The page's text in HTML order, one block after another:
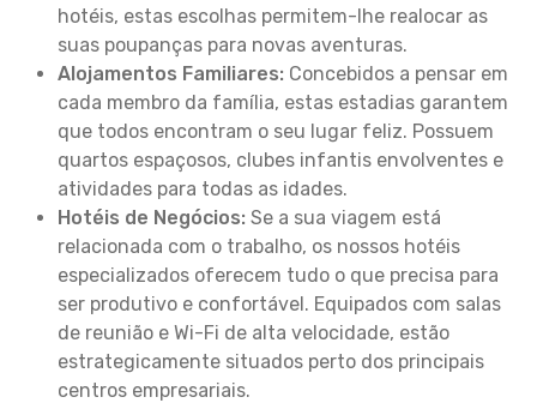
hotéis, estas escolhas permitem-lhe realocar as
suas poupanças para novas aventuras.
Alojamentos Familiares: Concebidos a pensar em
cada membro da família, estas estadias garantem
que todos encontram o seu lugar feliz. Possuem
quartos espaçosos, clubes infantis envolventes e
atividades para todas as idades.
Hotéis de Negócios: Se a sua viagem está
relacionada com o trabalho, os nossos hotéis
especializados oferecem tudo o que precisa para
ser produtivo e confortável. Equipados com salas
de reunião e Wi-Fi de alta velocidade, estão
estrategicamente situados perto dos principais
centros empresariais.